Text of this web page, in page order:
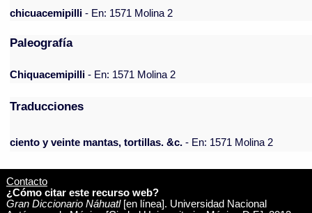
chicuacemipilli- En: 1571 Molina 2
Paleografía
Chiquacemipilli - En: 1571 Molina 2
Traducciones
ciento y veinte mantas, tortillas. &c. - En: 1571 Molina 2
Contacto
¿Cómo citar este recurso web?
Gran Diccionario Náhuatl[en línea]. Universidad Nacional